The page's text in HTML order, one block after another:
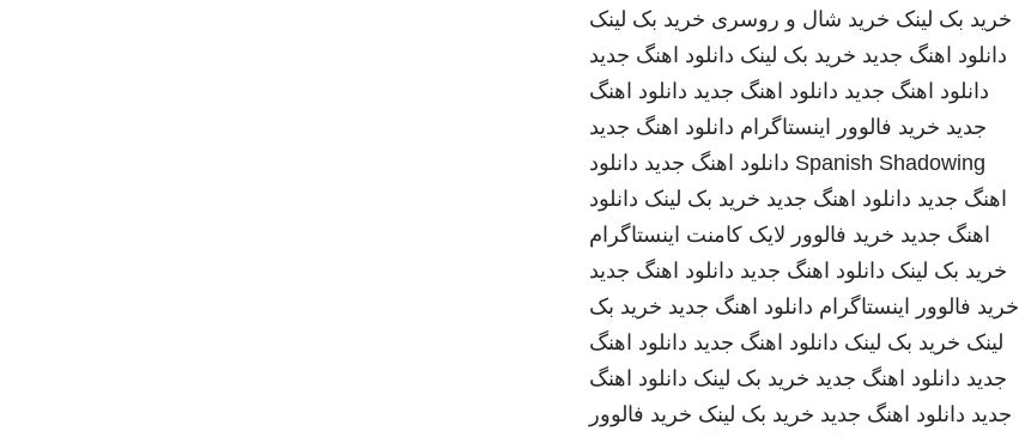
خرید بک لینک خرید شال و روسری خرید بک لینک
دانلود اهنگ جدید خرید بک لینک دانلود اهنگ جدید
دانلود اهنگ جدید دانلود اهنگ جدید دانلود اهنگ
جدید خرید فالوور اینستاگرام دانلود اهنگ جدید
Spanish Shadowing دانلود اهنگ جدید دانلود
اهنگ جدید دانلود اهنگ جدید خرید بک لینک دانلود
اهنگ جدید خرید فالوور لایک کامنت اینستاگرام
خرید بک لینک دانلود اهنگ جدید دانلود اهنگ جدید
خرید فالوور اینستاگرام دانلود اهنگ جدید خرید بک
لینک خرید بک لینک دانلود اهنگ جدید دانلود اهنگ
جدید دانلود اهنگ جدید خرید بک لینک دانلود اهنگ
جدید دانلود اهنگ جدید خرید بک لینک خرید فالوور